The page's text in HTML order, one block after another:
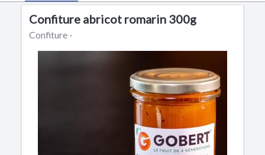
Confiture abricot romarin 300g
Confiture -